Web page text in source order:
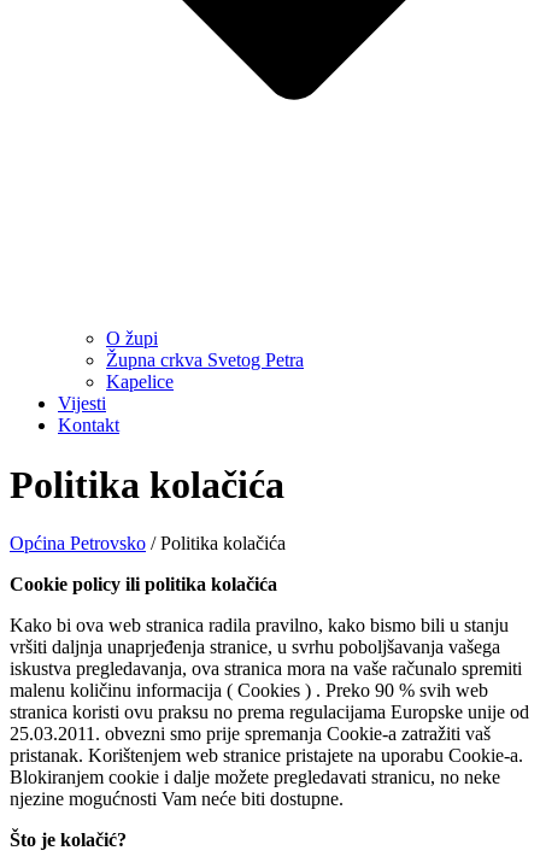
O župi
Župna crkva Svetog Petra
Kapelice
Vijesti
Kontakt
Politika kolačića
Općina Petrovsko /Politika kolačića
Cookie policy ili politika kolačića
Kako bi ova web stranica radila pravilno, kako bismo bili u stanju
vršiti daljnja unaprjeđenja stranice, u svrhu poboljšavanja vašega
iskustva pregledavanja, ova stranica mora na vaše računalo spremiti
malenu količinu informacija ( Cookies ) . Preko 90 % svih web
stranica koristi ovu praksu no prema regulacijama Europske unije od
25.03.2011. obvezni smo prije spremanja Cookie-a zatražiti vaš
pristanak. Korištenjem web stranice pristajete na uporabu Cookie-a.
Blokiranjem cookie i dalje možete pregledavati stranicu, no neke
njezine mogućnosti Vam neće biti dostupne.
Što je kolačić?